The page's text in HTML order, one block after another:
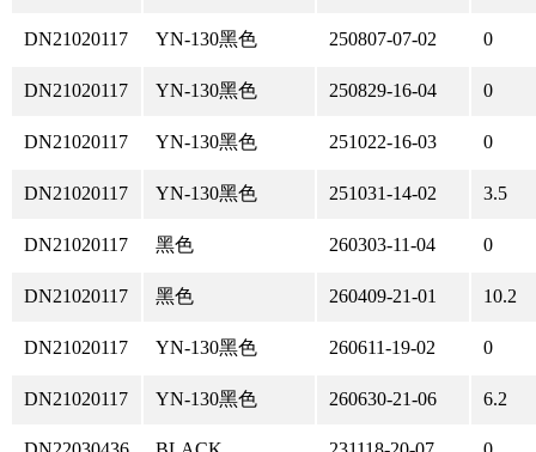
DN21020117 YN-130黑色 250807-07-02 0
DN21020117 YN-130黑色 250829-16-04 0
DN21020117 YN-130黑色 251022-16-03 0
DN21020117 YN-130黑色 251031-14-02 3.5
DN21020117 黑色 260303-11-04 0
DN21020117 黑色 260409-21-01 10.2
DN21020117 YN-130黑色 260611-19-02 0
DN21020117 YN-130黑色 260630-21-06 6.2